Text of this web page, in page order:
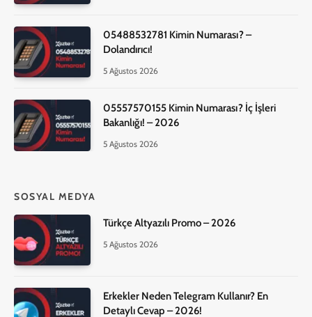
05488532781 Kimin Numarası? –
Dolandırıcı!
5 Ağustos 2026
05557570155 Kimin Numarası? İç İşleri
Bakanlığı! – 2026
5 Ağustos 2026
SOSYAL MEDYA
Türkçe Altyazılı Promo – 2026
5 Ağustos 2026
Erkekler Neden Telegram Kullanır? En
Detaylı Cevap – 2026!